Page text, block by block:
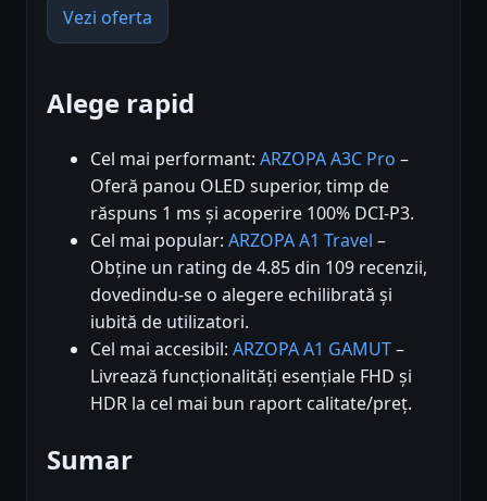
Vezi oferta
Alege rapid
Cel mai performant: ARZOPA A3C Pro –
Oferă panou OLED superior, timp de
răspuns 1 ms și acoperire 100% DCI-P3.
Cel mai popular: ARZOPA A1 Travel –
Obține un rating de 4.85 din 109 recenzii,
dovedindu-se o alegere echilibrată și
iubită de utilizatori.
Cel mai accesibil: ARZOPA A1 GAMUT–
Livrează funcționalități esențiale FHD și
HDR la cel mai bun raport calitate/preț.
Sumar